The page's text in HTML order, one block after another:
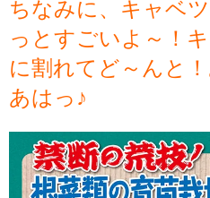
ちなみに、キャベ
っとすごいよ～！
に割れてど～んと
あはっ♪